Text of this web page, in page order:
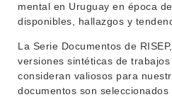
SERVICIOS
LLAMADOS
NOTICIAS
MOVILIDAD ACADÉMICA
mental en Uruguay en época
disponibles, hallazgos y
La Serie Documentos de
versiones sintéticas de
consideran valiosos para
documentos son